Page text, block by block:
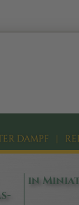
DAMPF |
in